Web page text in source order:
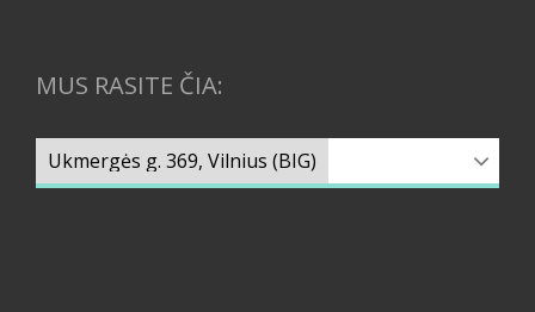
MUS RASITE ČIA: